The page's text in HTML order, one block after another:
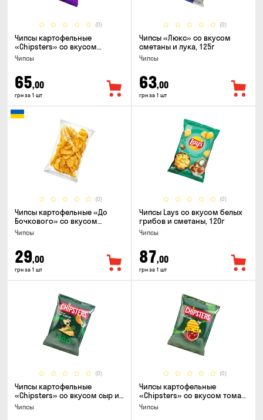
(0)
Чипсы картофельные
«Chipsters» со вкусом
острый удон, 100г
Чипсы
65,00
грн за 1 шт
(0)
Чипсы «Люкс» со вкусом
сметаны и лука, 125г
Чипсы
63,00
грн за 1 шт
(0)
Чипсы картофельные «До
Бочкового» со вкусом
сметаны с зеленью, 100г
Чипсы
29,00
грн за 1 шт
(0)
Чипсы Lays со вкусом белых
грибов и сметаны, 120г
Чипсы
87,00
грн за 1 шт
(0)
Чипсы картофельные
«Chipsters» со вкусом сыр и
лук, 95г
Чипсы
(0)
Чипсы картофельные
«Chipsters» со вкусом томат
спайси, 95г
Чипсы